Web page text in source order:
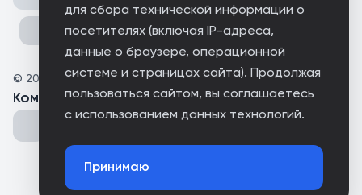
для сбора технической информации о
посетителях (включая IP-адреса,
данные о браузере, операционной
системе и страницах сайта). Продолжая
пользоваться сайтом, вы соглашаетесь
с использованием данных технологий.
Принимаю
© 2025 Свобода Важнее Моды
Комментарии(0 )